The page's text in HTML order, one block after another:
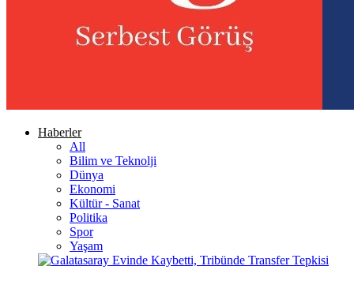
Haberler
All
Bilim ve Teknolji
Dünya
Ekonomi
Kültür - Sanat
Politika
Spor
Yaşam